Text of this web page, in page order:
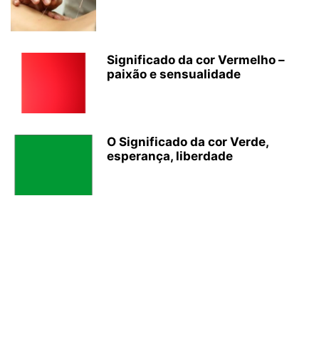
Significado da cor Vermelho –
paixão e sensualidade
O Significado da cor Verde,
esperança, liberdade